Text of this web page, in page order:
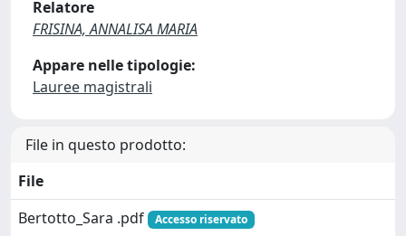
Relatore
FRISINA, ANNALISA MARIA
Appare nelle tipologie:
Lauree magistrali
File in questo prodotto:
File
Bertotto_Sara .pdf
Accesso riservato